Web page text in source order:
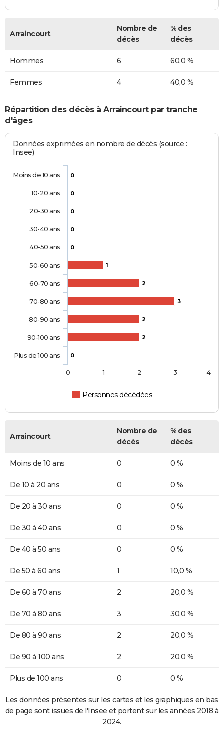
Arraincourt
Nombre de
décès
% des
décès
Hommes 6 60,0 %
Femmes 4 40,0 %
Répartition des décès à Arraincourt par tranche
d'âges
Données exprimées en nombre de décès (source :
Insee)
0
0
0
0
0
1
2
3
2
2
0
Personnes décédées
Moins de 10 ans
10-20 ans
20-30 ans
30-40 ans
40-50 ans
50-60 ans
60-70 ans
70-80 ans
80-90 ans
90-100 ans
Plus de 100 ans
0 1 2 3 4
Arraincourt
Nombre de
décès
% des
décès
Moins de 10 ans 0 0 %
De 10 à 20 ans 0 0 %
De 20 à 30 ans 0 0 %
De 30 à 40 ans 0 0 %
De 40 à 50 ans 0 0 %
De 50 à 60 ans 1 10,0 %
De 60 à 70 ans 2 20,0 %
De 70 à 80 ans 3 30,0 %
De 80 à 90 ans 2 20,0 %
De 90 à 100 ans 2 20,0 %
Plus de 100 ans 0 0 %
Les données présentes sur les cartes et les graphiques en bas
de page sont issues de l'Insee et portent sur les années 2018 à
2024.